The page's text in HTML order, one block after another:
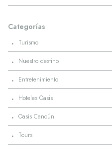
Categorías
· Turismo
· Nuestro destino
· Entretenimiento
· Hoteles Oasis
· Oasis Cancún
· Tours